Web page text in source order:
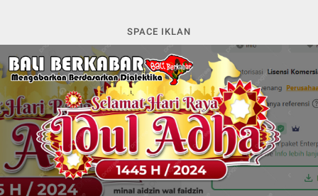
SPACE IKLAN